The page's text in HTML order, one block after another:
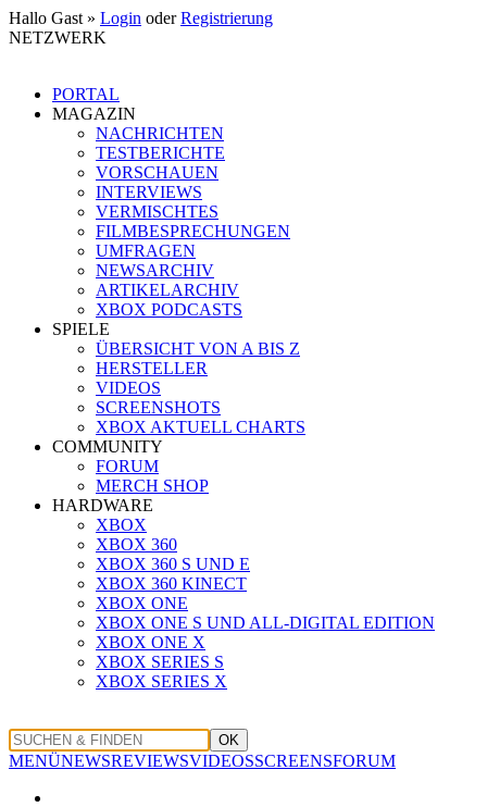
Hallo Gast » Login oderRegistrierung
NETZWERK
PORTAL
MAGAZIN
NACHRICHTEN
TESTBERICHTE
VORSCHAUEN
INTERVIEWS
VERMISCHTES
FILMBESPRECHUNGEN
UMFRAGEN
NEWSARCHIV
ARTIKELARCHIV
XBOX PODCASTS
SPIELE
ÜBERSICHT VON A BIS Z
HERSTELLER
VIDEOS
SCREENSHOTS
XBOX AKTUELL CHARTS
COMMUNITY
FORUM
MERCH SHOP
HARDWARE
XBOX
XBOX 360
XBOX 360 S UND E
XBOX 360 KINECT
XBOX ONE
XBOX ONE S UND ALL-DIGITAL EDITION
XBOX ONE X
XBOX SERIES S
XBOX SERIES X
OK
MENÜNEWSREVIEWSVIDEOSSCREENSFORUM